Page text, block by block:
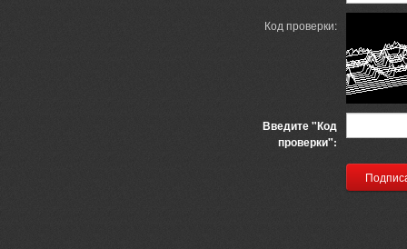
Код проверки:
Введите "Код
проверки":